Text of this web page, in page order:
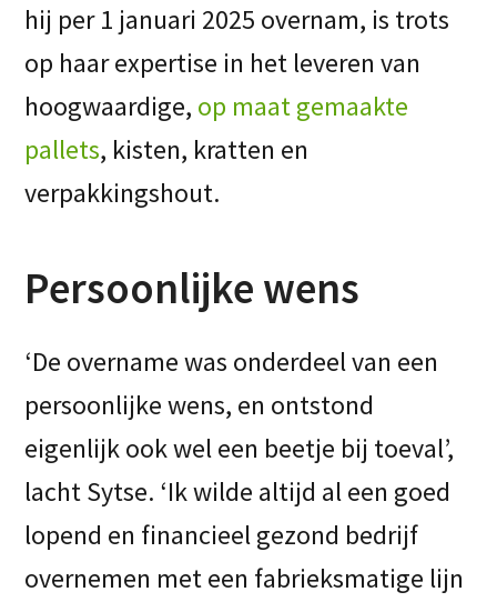
hij per 1 januari 2025 overnam, is trots
op haar expertise in het leveren van
hoogwaardige, op maat gemaakte
pallets, kisten, kratten en
verpakkingshout.
Persoonlijke wens
‘De overname was onderdeel van een
persoonlijke wens, en ontstond
eigenlijk ook wel een beetje bij toeval’,
lacht Sytse. ‘Ik wilde altijd al een goed
lopend en financieel gezond bedrijf
overnemen met een fabrieksmatige lijn